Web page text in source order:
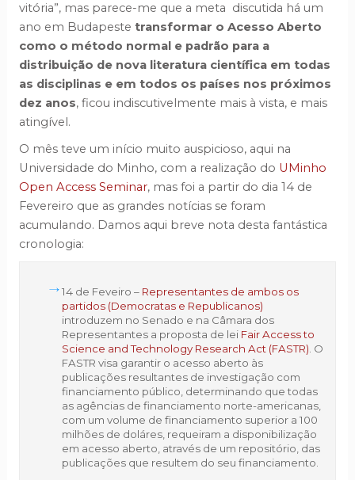
vitória”, mas parece-me que a meta discutida há um
ano em Budapeste transformar o Acesso Aberto
como o método normal e padrão para a
distribuição de nova literatura científica em todas
as disciplinas e em todos os países nos próximos
dez anos, ficou indiscutivelmente mais à vista, e mais
atingível.
O mês teve um início muito auspicioso, aqui na
Universidade do Minho, com a realização do UMinho
Open Access Seminar, mas foi a partir do dia 14 de
Fevereiro que as grandes notícias se foram
acumulando. Damos aqui breve nota desta fantástica
cronologia:
14 de Feveiro – Representantes de ambos os
partidos (Democratas e Republicanos)
introduzem no Senado e na Câmara dos
Representantes a proposta de lei Fair Access to
Science and Technology Research Act (FASTR). O
FASTR visa garantir o acesso aberto às
publicações resultantes de investigação com
financiamento público, determinando que todas
as agências de financiamento norte-americanas,
com um volume de financiamento superior a 100
milhões de doláres, requeiram a disponibilização
em acesso aberto, através de um repositório, das
publicações que resultem do seu financiamento.